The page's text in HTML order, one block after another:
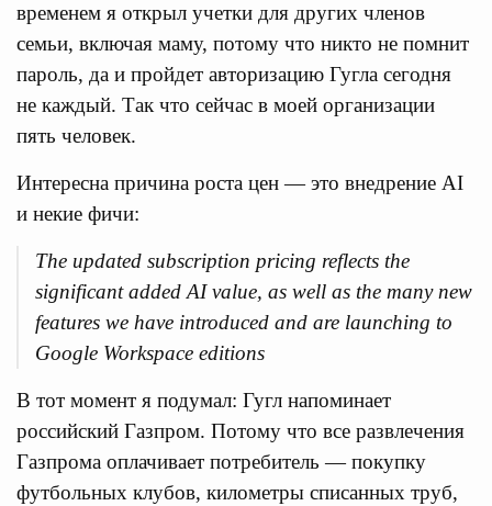
временем я открыл учетки для других членов
семьи, включая маму, потому что никто не помнит
пароль, да и пройдет авторизацию Гугла сегодня
не каждый. Так что сейчас в моей организации
пять человек.
Интересна причина роста цен — это внедрение AI
и некие фичи:
The updated subscription pricing reflects the
significant added AI value, as well as the many new
features we have introduced and are launching to
Google Workspace editions
В тот момент я подумал: Гугл напоминает
российский Газпром. Потому что все развлечения
Газпрома оплачивает потребитель — покупку
футбольных клубов, километры списанных труб,